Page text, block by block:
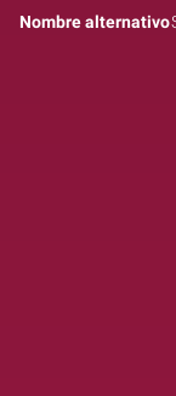
Nombre alternativo